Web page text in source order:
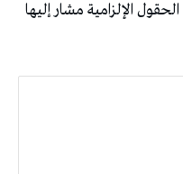
الحقول الإلزامية مشار إليها